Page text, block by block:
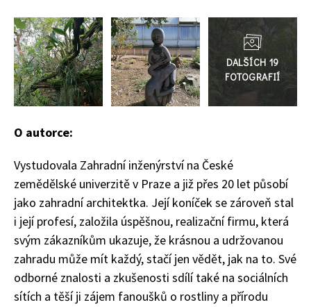
74 Kč
Objednat >
Přejít
do
galerie
O autorce:
Vystudovala Zahradní inženýrství na České
zemědělské univerzitě v Praze a již přes 20 let působí
jako zahradní architektka. Její koníček se zároveň stal
i její profesí, založila úspěšnou, realizační firmu, která
svým zákazníkům ukazuje, že krásnou a udržovanou
zahradu může mít každý, stačí jen vědět, jak na to. Své
odborné znalosti a zkušenosti sdílí také na sociálních
sítích a těší ji zájem fanoušků o rostliny a přírodu